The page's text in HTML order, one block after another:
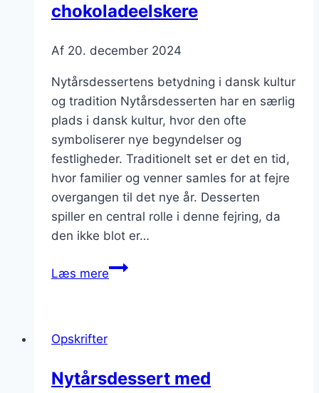
chokoladeelskere
Af 20. december 2024
Nytårsdessertens betydning i dansk kultur
og tradition Nytårsdesserten har en særlig
plads i dansk kultur, hvor den ofte
symboliserer nye begyndelser og
festligheder. Traditionelt set er det en tid,
hvor familier og venner samles for at fejre
overgangen til det nye år. Desserten
spiller en central rolle i denne fejring, da
den ikke blot er…
Læs mereNytårsdessert
Opskrifter
Nytårsdessert med